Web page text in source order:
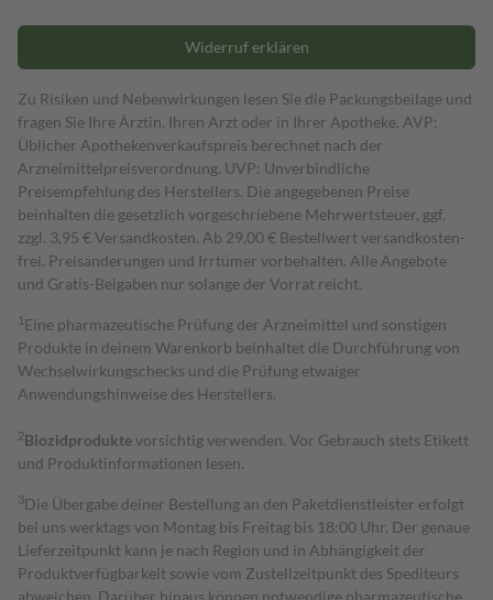
Widerruf erklären
Zu Risiken und Nebenwirkungen lesen Sie die Packungsbeilage und
fragen Sie Ihre Ärztin, Ihren Arzt oder in Ihrer Apotheke. AVP:
Üblicher Apothekenverkaufspreis berechnet nach der
Arzneimittelpreisverordnung. UVP: Unverbindliche
Preisempfehlung des Herstellers. Die angegebenen Preise
beinhalten die gesetzlich vorgeschriebene Mehrwertsteuer, ggf.
zzgl. 3,95 € Versandkosten. Ab 29,00 € Bestell­wert versand­kosten­
frei. Preisänderungen und Irrtümer vorbehalten. Alle Angebote
und Gratis-Beigaben nur solange der Vorrat reicht.
1 Eine pharmazeutische Prüfung der Arzneimittel und sonstigen
Produkte in deinem Warenkorb beinhaltet die Durchführung von
Wechselwirkungschecks und die Prüfung etwaiger
Anwendungshinweise des Herstellers.
2Biozidproduktevorsichtig verwenden. Vor Gebrauch stets Etikett
und Produktinformationen lesen.
3Die Übergabe deiner Bestellung an den Paketdienstleister erfolgt
bei uns werktags von Montag bis Freitag bis 18:00 Uhr. Der genaue
Lieferzeitpunkt kann je nach Region und in Abhängigkeit der
Produktverfügbarkeit sowie vom Zustellzeitpunkt des Spediteurs
abweichen. Darüber hinaus können notwendige pharmazeutische